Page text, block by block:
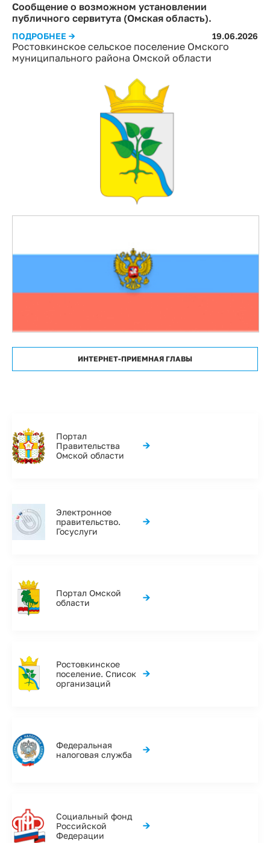
Ростовкинское сельское поселение Омского
муниципального района Омской области
ИНТЕРНЕТ-ПРИЕМНАЯ ГЛАВЫ
Сообщение о возможном установлении
публичного сервитута (Омская область).
ПОДРОБНЕЕ → 19.06.2026
Портал
Правительства
Омской области
→
Электронное
правительство.
Госуслуги
→
Портал Омской
области
→
Ростовкинское
поселение. Список
организаций
→
Федеральная
налоговая служба
→
Социальный фонд
Российской
Федерации
→